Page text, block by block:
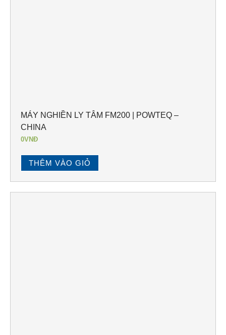
MÁY NGHIỀN LY TÂM FM200 | POWTEQ –
CHINA
0VNĐ
THÊM VÀO GIỎ